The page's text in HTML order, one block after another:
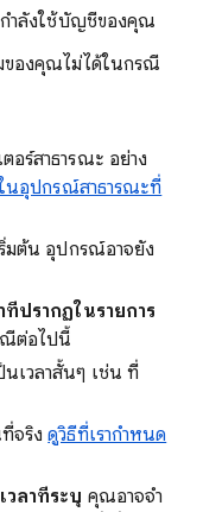
ำลังใช้บัญชีของคุณ
องคุณไม่ได้ในกรณี
ร์สาธารณะ อย่าง
นอุปกรณ์สาธารณะที่
มต้น อุปกรณ์อาจยัง
ปรากฏในรายการ
ต่อไปนี้
เวลาสั้นๆ เช่น ที่
จริงดูวิธีที่เรากำหนด
ลาที่ระบุ คุณอาจจำ